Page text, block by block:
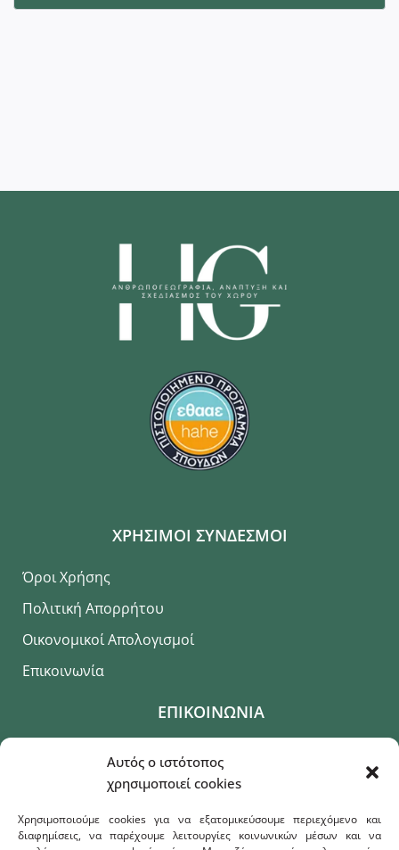
Αυτός ο ιστότοπος
χρησιμοποιεί cookies
Χρησιμοποιούμε cookies για να εξατομικεύσουμε περιεχόμενο και
διαφημίσεις, να παρέχουμε λειτουργίες κοινωνικών μέσων και να
ΧΡΗΣΙΜΟΙ ΣΥΝΔΕΣΜΟΙ
Όροι Χρήσης
Πολιτική Απορρήτου
Οικονομικοί Απολογισμοί
Επικοινωνία
ΕΠΙΚΟΙΝΩΝΙΑ
+30 22510 36432
Λόφος Πανεπιστημίου, Κτήριο Γεωγραφίας
humangeo@aegean.gr